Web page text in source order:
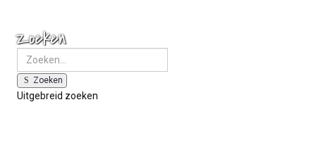
Zoeken
Zoeken
Uitgebreid zoeken